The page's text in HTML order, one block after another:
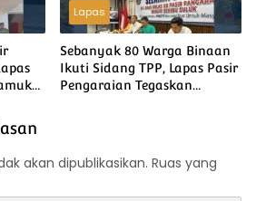
Lapas
Sebanyak 80 Warga Binaan
Ikuti Sidang TPP, Lapas Pasir
Pengaraian Tegaskan
akan dipublikasikan. Ruas yang